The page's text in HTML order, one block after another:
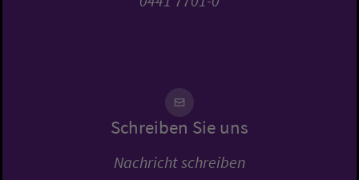
Schreiben Sie uns
Nachricht schreiben